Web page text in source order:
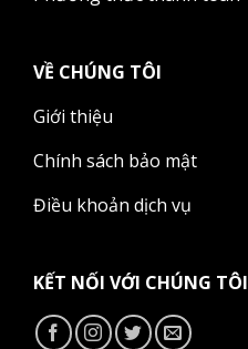
VỀ CHÚNG TÔI
Giới thiệu
Chính sách bảo mật
Điều khoản dịch vụ
KẾT NỐI VỚI CHÚNG TÔI